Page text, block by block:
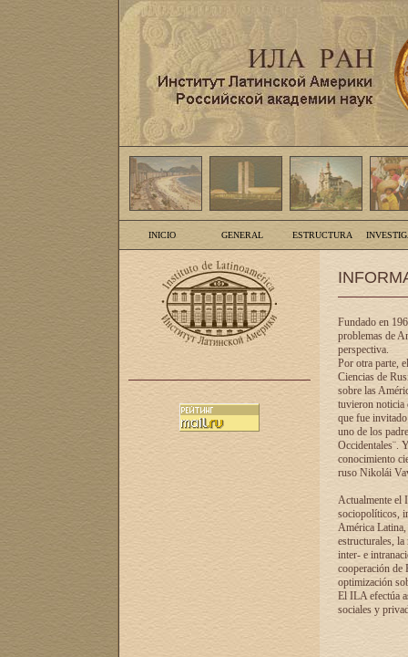
INICIO GENERAL ESTRUCTURA
Fundado en
problemas de
perspectiva.
Por otra parte,
Ciencias de
sobre las
tuvieron noticia
que fue
uno de los
Occidentales¨.
conocimiento
ruso Nikolái
Actualmente el
sociopolíticos,
América Latina,
estructurales,
inter- e
cooperación de
optimización
El ILA efectúa
sociales y